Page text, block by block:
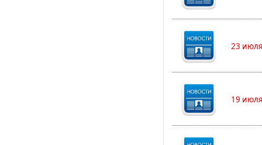
23
19